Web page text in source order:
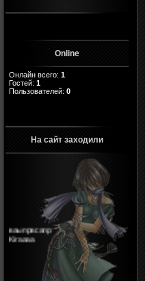
Online
Онлайн всего: 1
Гостей: 1
Пользователей: 0
На сайт заходили
ваыпрвсапр
Kiraaaa